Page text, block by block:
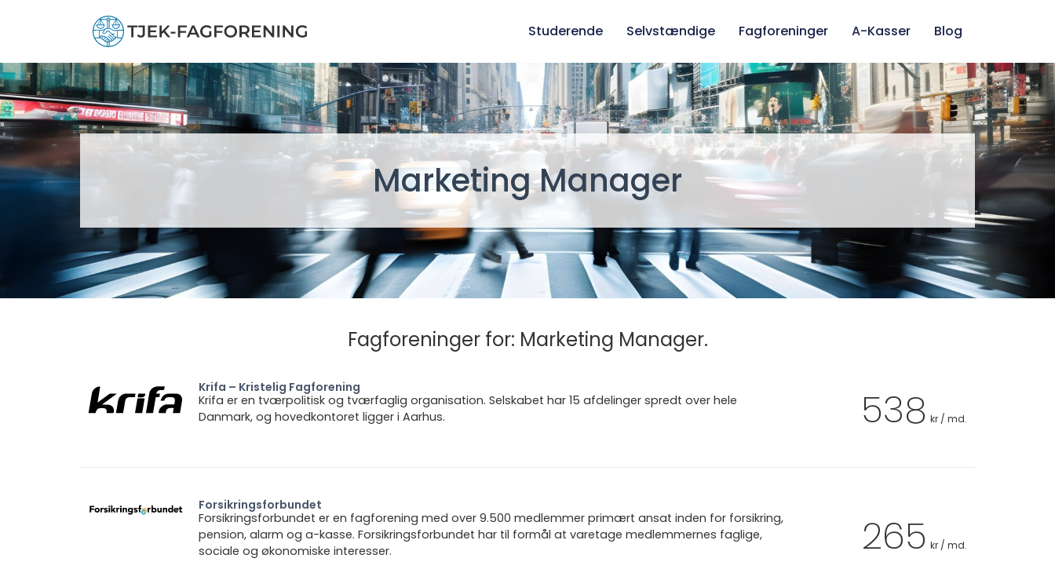
Studerende Selvstændige Fagforeninger A-Kasser Blog
Marketing Manager
Fagforeninger for: Marketing Manager.
Krifa – Kristelig Fagforening
Krifa er en tværpolitisk og tværfaglig organisation. Selskabet har 15 afdelinger spredt over hele
Danmark, og hovedkontoret ligger i Aarhus.
538 kr / md.
Forsikringsforbundet
Forsikringsforbundet er en fagforening med over 9.500 medlemmer primært ansat inden for forsikring,
pension, alarm og a-kasse. Forsikringsforbundet har til formål at varetage medlemmernes faglige,
sociale og økonomiske interesser.
265 kr / md.